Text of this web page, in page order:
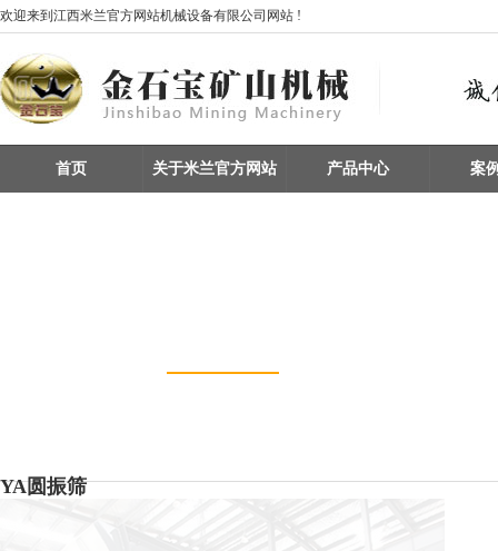
欢迎来到江西米兰官方网站机械设备有限公司网站 !
首页 关于米兰官方网站 产品中心 案
YA圆振筛